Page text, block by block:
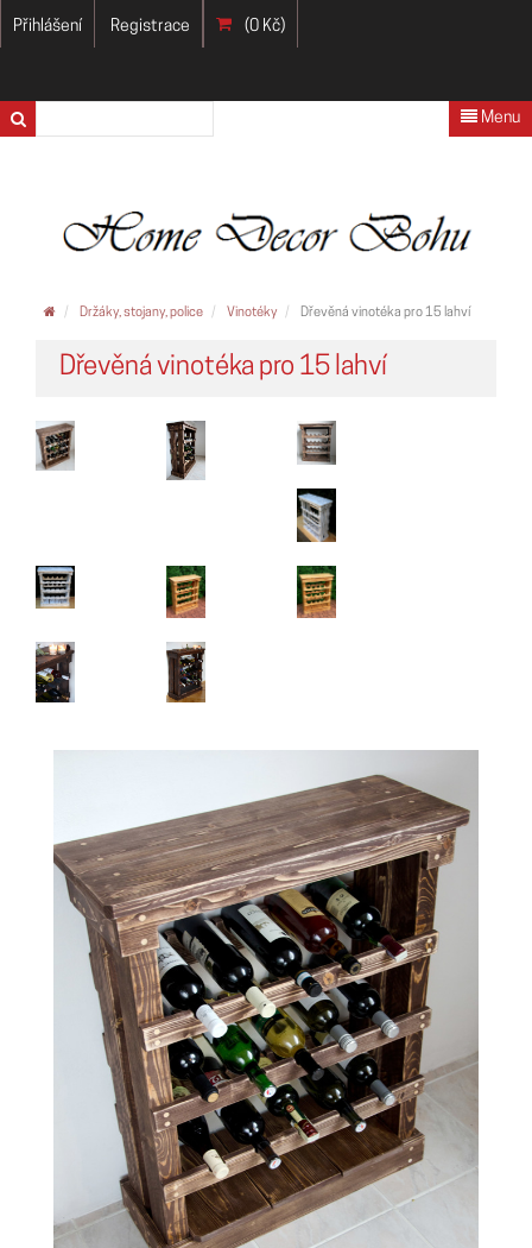
Přihlášení Registrace (0 Kč)
Menu
Držáky, stojany, police Vinotéky Dřevěná vinotéka pro 15 lahví
Dřevěná vinotéka pro 15 lahví